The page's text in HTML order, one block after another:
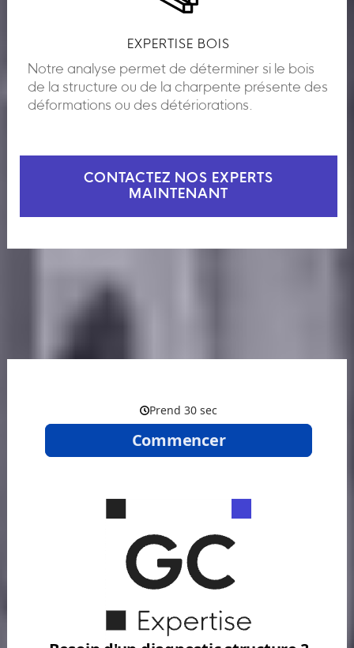
EXPERTISE BOIS
Notre analyse permet de déterminer si le bois
de la structure ou de la charpente présente des
déformations ou des détériorations.
CONTACTEZ NOS EXPERTS
MAINTENANT